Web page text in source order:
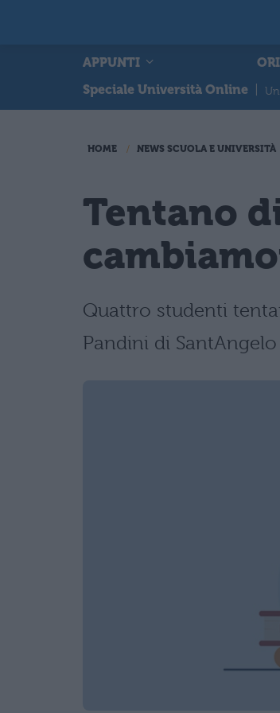
APPUNTI
Speciale Università Online
HOME NEWS SCUOLA E UNIVERSITÀ
Tentano
Quattro studenti
Pandini di